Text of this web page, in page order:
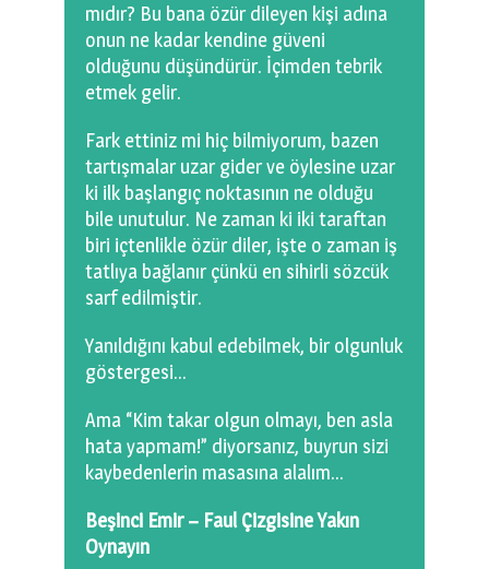
mıdır? Bu bana özür dileyen kişi adına
onun ne kadar kendine güveni
olduğunu düşündürür. İçimden tebrik
etmek gelir.
Fark ettiniz mi hiç bilmiyorum, bazen
tartışmalar uzar gider ve öylesine uzar
ki ilk başlangıç noktasının ne olduğu
bile unutulur. Ne zaman ki iki taraftan
biri içtenlikle özür diler, işte o zaman iş
tatlıya bağlanır çünkü en sihirli sözcük
sarf edilmiştir.
Yanıldığını kabul edebilmek, bir olgunluk
göstergesi…
Ama “Kim takar olgun olmayı, ben asla
hata yapmam!” diyorsanız, buyrun sizi
kaybedenlerin masasına alalım…
Beşinci Emir – Faul Çizgisine Yakın
Oynayın